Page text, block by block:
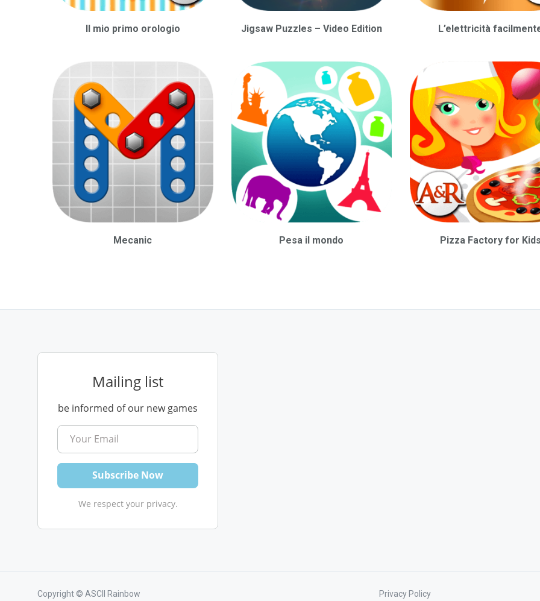
Il mio primo orologio Jigsaw Puzzles – Video Edition L’elettricità
Mecanic Pesa il mondo Pizza Factory for
Mailing list
be informed of our new games
We respect your privacy.
Copyright © ASCII Rainbow Privacy Policy